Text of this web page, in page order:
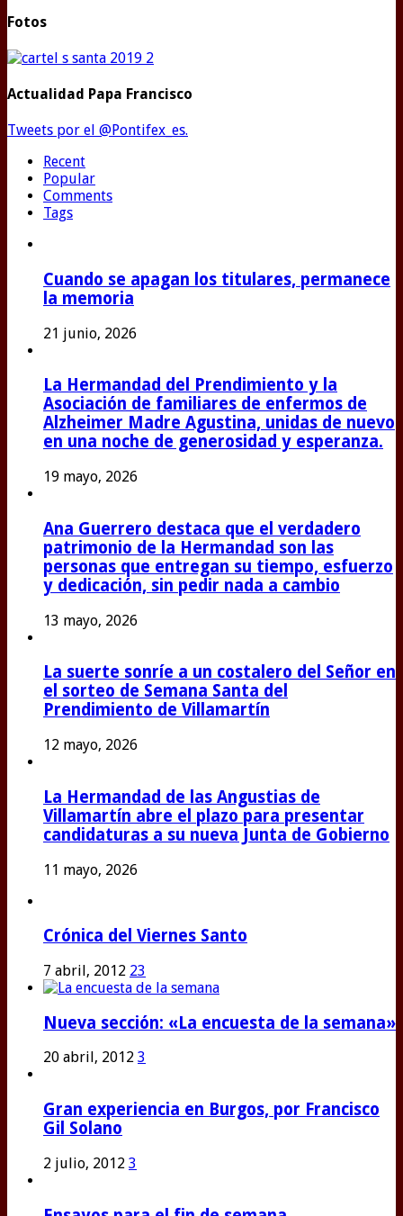
Fotos
Actualidad Papa Francisco
Tweets por el @Pontifex_es.
Recent
Popular
Comments
Tags
Cuando se apagan los titulares, permanece
la memoria
21 junio, 2026
La Hermandad del Prendimiento y la
Asociación de familiares de enfermos de
Alzheimer Madre Agustina, unidas de nuevo
en una noche de generosidad y esperanza.
19 mayo, 2026
Ana Guerrero destaca que el verdadero
patrimonio de la Hermandad son las
personas que entregan su tiempo, esfuerzo
y dedicación, sin pedir nada a cambio
13 mayo, 2026
La suerte sonríe a un costalero del Señor en
el sorteo de Semana Santa del
Prendimiento de Villamartín
12 mayo, 2026
La Hermandad de las Angustias de
Villamartín abre el plazo para presentar
candidaturas a su nueva Junta de Gobierno
11 mayo, 2026
Crónica del Viernes Santo
7 abril, 2012 23
Nueva sección: «La encuesta de la semana»
20 abril, 2012 3
Gran experiencia en Burgos, por Francisco
Gil Solano
2 julio, 2012 3